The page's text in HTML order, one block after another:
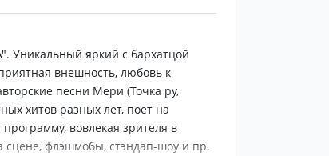
Уникальный яркий с бархатцой
внешность, любовь к
песни Мери (Точка ру,
хитов разных лет, поет на
вовлекая зрителя в
сцене, флэшмобы, стэндап-шоу и пр.